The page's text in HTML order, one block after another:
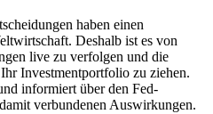
haben einen
Deshalb ist es von
live zu verfolgen und die
Investmentportfolio zu ziehen.
informiert über den Fed-
verbundenen Auswirkungen.